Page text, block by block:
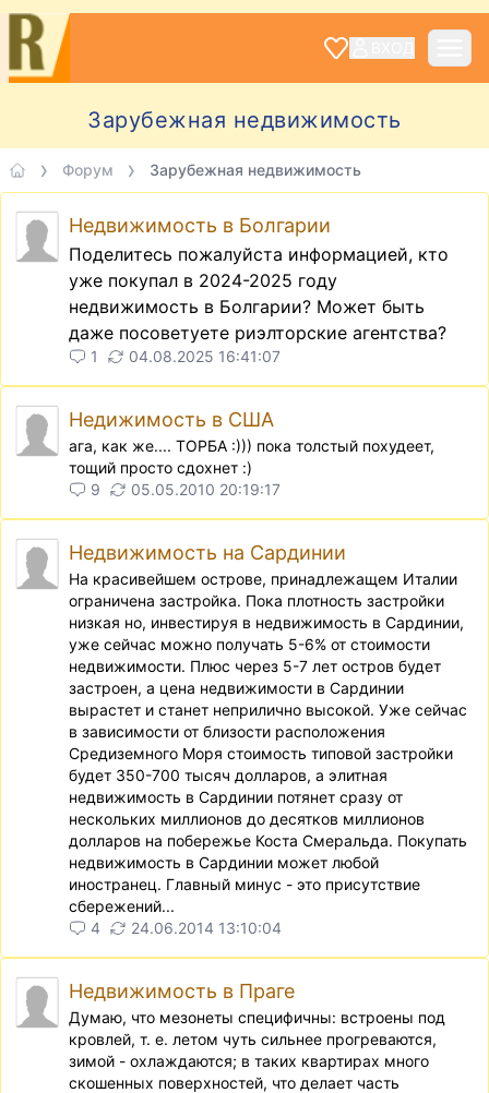
Зарубежная недвижимость
Форум Зарубежная недвижимость
Недвижимость в Болгарии
Поделитесь пожалуйста информацией, кто
уже покупал в 2024-2025 году
недвижимость в Болгарии? Может быть
даже посоветуете риэлторские агентства?
1 04.08.2025 16:41:07
Недижимость в США
ага, как же.... ТОРБА :))) пока толстый похудеет,
тощий просто сдохнет :)
9
05.05.2010 20:19:17
Недвижимость на Сардинии
На красивейшем острове, принадлежащем Италии
ограничена застройка. Пока плотность застройки
низкая но, инвестируя в недвижимость в Сардинии,
уже сейчас можно получать 5-6% от стоимости
недвижимости. Плюс через 5-7 лет остров будет
застроен, а цена недвижимости в Сардинии
вырастет и станет неприлично высокой. Уже сейчас
в зависимости от близости расположения
Средиземного Моря стоимость типовой застройки
будет 350-700 тысяч долларов, а элитная
недвижимость в Сардинии потянет сразу от
нескольких миллионов до десятков миллионов
долларов на побережье Коста Смеральда. Покупать
недвижимость в Сардинии может любой
иностранец. Главный минус - это присутствие
сбережений...
4
24.06.2014 13:10:04
Недвижимость в Праге
Думаю, что мезонеты специфичны: встроены под
кровлей, т. е. летом чуть сильнее прогреваются,
зимой - охлаждаются; в таких квартирах много
скошенных поверхностей, что делает часть